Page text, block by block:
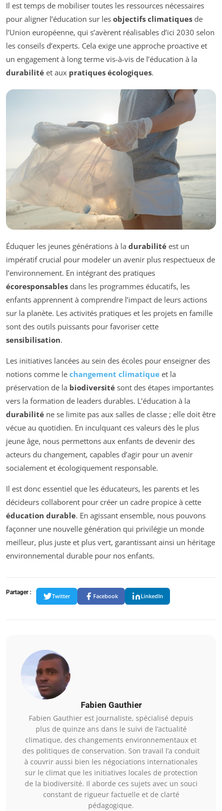
Il est temps de mobiliser toutes les ressources nécessaires
pour aligner l’éducation sur les objectifs climatiques de
l’Union européenne, qui s’avèrent réalisables d’ici 2030 selon
les conseils d’experts. Cela exige une approche proactive et
un engagement à long terme vis-à-vis de l’éducation à la
durabilité et aux pratiques écologiques.
Éduquer les jeunes générations à la durabilité est un
impératif crucial pour modeler un avenir plus respectueux de
l’environnement. En intégrant des pratiques
écoresponsables dans les programmes éducatifs, les
enfants apprennent à comprendre l’impact de leurs actions
sur la planète. Les activités pratiques et les projets en famille
sont des outils puissants pour favoriser cette
sensibilisation.
Les initiatives lancées au sein des écoles pour enseigner des
notions comme le changement climatique et la
préservation de la biodiversité sont des étapes importantes
vers la formation de leaders durables. L’éducation à la
durabilité ne se limite pas aux salles de classe ; elle doit être
vécue au quotidien. En inculquant ces valeurs dès le plus
jeune âge, nous permettons aux enfants de devenir des
acteurs du changement, capables d’agir pour un avenir
socialement et écologiquement responsable.
Il est donc essentiel que les éducateurs, les parents et les
décideurs collaborent pour créer un cadre propice à cette
éducation durable. En agissant ensemble, nous pouvons
façonner une nouvelle génération qui privilégie un monde
meilleur, plus juste et plus vert, garantissant ainsi un héritage
environnemental durable pour nos enfants.
Partager :
Twitter Facebook LinkedIn
Fabien Gauthier
Fabien Gauthier est journaliste, spécialisé depuis
plus de quinze ans dans le suivi de l’actualité
climatique, des changements environnementaux et
des politiques de conservation. Son travail l’a conduit
à couvrir aussi bien les négociations internationales
sur le climat que les initiatives locales de protection
de la biodiversité. Il aborde ces sujets avec un souci
constant de rigueur factuelle et de clarté
pédagogique.